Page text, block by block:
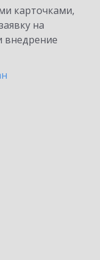
карточками,
на
внедрение